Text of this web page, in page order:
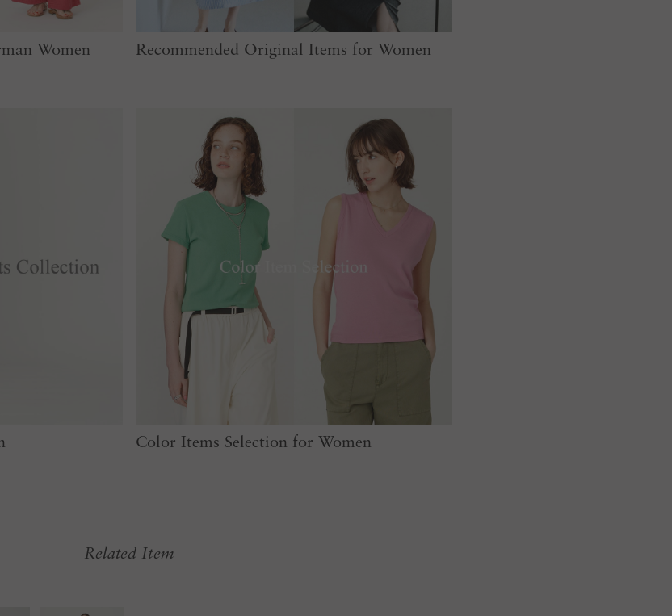
Women Recommended Original Items for Women
Color Items Selection for Women
Related Item